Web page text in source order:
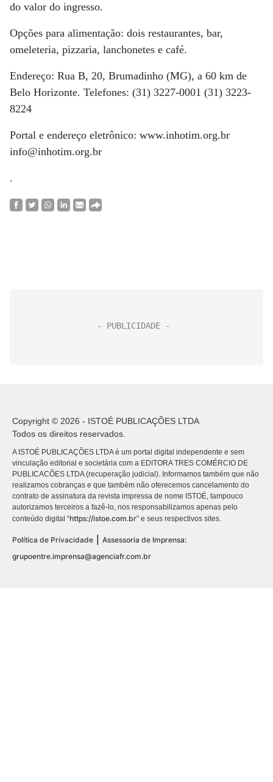
do valor do ingresso.
Opções para alimentação: dois restaurantes, bar,
omeleteria, pizzaria, lanchonetes e café.
Endereço: Rua B, 20, Brumadinho (MG), a 60 km de
Belo Horizonte. Telefones: (31) 3227-0001 (31) 3223-
8224
Portal e endereço eletrônico: www.inhotim.org.br
info@inhotim.org.br
.
Copyright © 2026 - ISTOÉ PUBLICAÇÕES LTDA
Todos os direitos reservados.
A ISTOÉ PUBLICAÇÕES LTDA é um portal digital independente e sem
vinculação editorial e societária com a EDITORA TRES COMÉRCIO DE
PUBLICACÕES LTDA (recuperação judicial). Informamos também que não
realizamos cobranças e que também não oferecemos cancelamento do
contrato de assinatura da revista impressa de nome ISTOÉ, tampouco
autorizamos terceiros a fazê-lo, nos responsabilizamos apenas pelo
conteúdo digital “https://istoe.com.br” e seus respectivos sites.
Política de Privacidade
Assessoria de Imprensa:
grupoentre.imprensa@agenciafr.com.br